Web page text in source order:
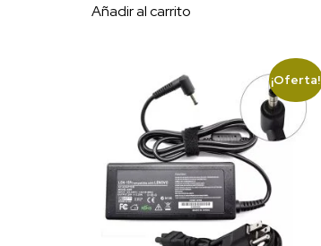
Añadir al carrito
¡Oferta!